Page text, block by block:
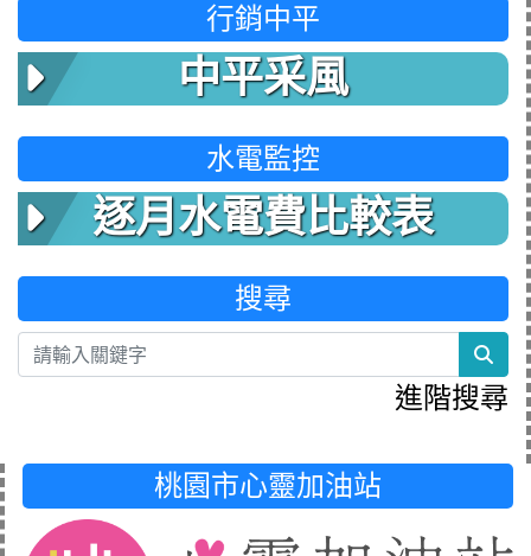
行銷中平
中平采風
水電監控
逐月水電費比較表
搜尋
進階搜尋
桃園市心靈加油站